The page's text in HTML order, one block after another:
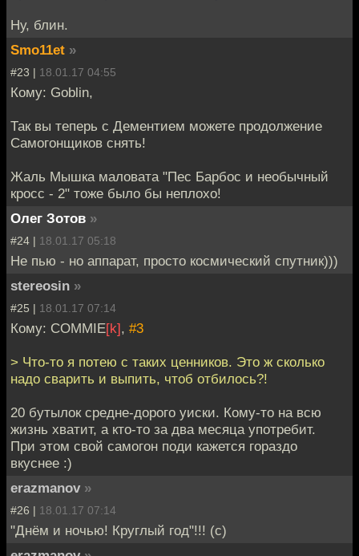
Ну, блин.
Smo11et »
#23 | 18.01.17 04:55
Кому: Goblin,
Так вы теперь с Дементием можете продолжение
Самогонщиков снять!
Жаль Мышка маловата "Пес Барбос и необычный
кросс - 2" тоже было бы неплохо!
Олег Зотов »
#24 | 18.01.17 05:18
Не пью - но аппарат, просто космический спутник)))
stereosin »
#25 | 18.01.17 07:14
Кому: COMMIE[k], #3
> Что-то я потею с таких ценников. Это ж сколько
надо сварить и выпить, чтоб отбилось?!
20 бутылок средне-дорого уиски. Кому-то на всю
жизнь хватит, а кто-то за два месяца употребит.
При этом свой самогон поди кажется гораздо
вкуснее :)
erazmanov »
#26 | 18.01.17 07:14
"Днём и ночью! Круглый год"!!! (с)